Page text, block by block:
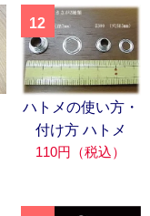
12
ハトメの使い方・
付け方 ハトメ
110円（税込）